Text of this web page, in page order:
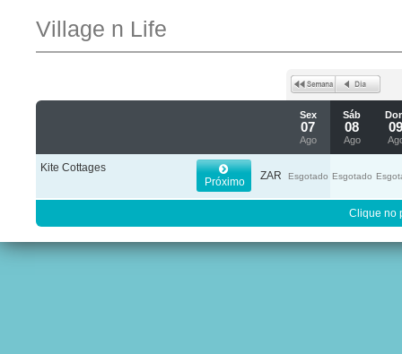
Village n Life
Sex
07
Ago
Sáb
08
Ago
Kite Cottages
Próximo
ZAR Esgotado Esgotado
Clique no